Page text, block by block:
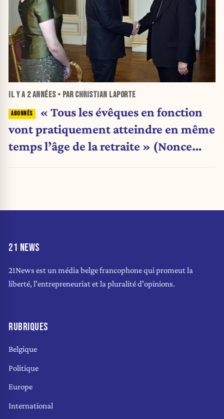
IL Y A 2 ANNÉES• PAR CHRISTIAN LAPORTE
« Tous les évêques en fonction
vont pratiquement atteindre en même
temps l’âge de la retraite » (Nonce
21 NEWS
21News est un média belge francophone qui promeut la
liberté, l'entrepreneuriat et la pluralité d'opinions.
RUBRIQUES
Belgique
Politique
Europe
International